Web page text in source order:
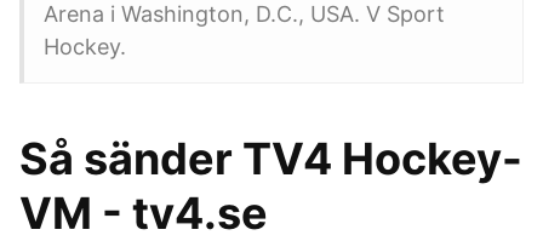
Arena i Washington, D.C., USA. V Sport
Hockey.
Så sänder TV4 Hockey-
VM - tv4.se